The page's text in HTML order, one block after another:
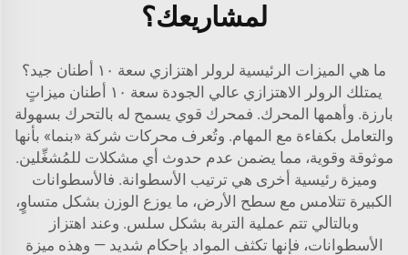
لمشاريعك؟
ما هي الميزات الرئيسية لرولر اهتزازي سعة ١٠ أطنان جيد؟
يمتلك الرولر الاهتزازي عالي الجودة سعة ١٠ أطنان ميزاتٍ
بارزة. وأهمها المحرك. فمحرك قوي يسمح له بالتحرك بسهولة
والتعامل بكفاءة مع المهام. وتُعرف محركات شركة «بنما» بأنها
موثوقة وقوية، مما يضمن عدم حدوث أي مشكلات للمُشغِّلين.
وميزة رئيسية أخرى هي ترتيب الأسطوانة. فالأسطوانات
الكبيرة تتلامس مع سطح الأرض، ما يوزع الوزن بشكل متساوٍ،
وبالتالي تتم عملية التربة بشكل سلس. وعند اهتزاز
الأسطوانات، فإنها تكثف المواد بإحكام شديد — وهذه ميزة